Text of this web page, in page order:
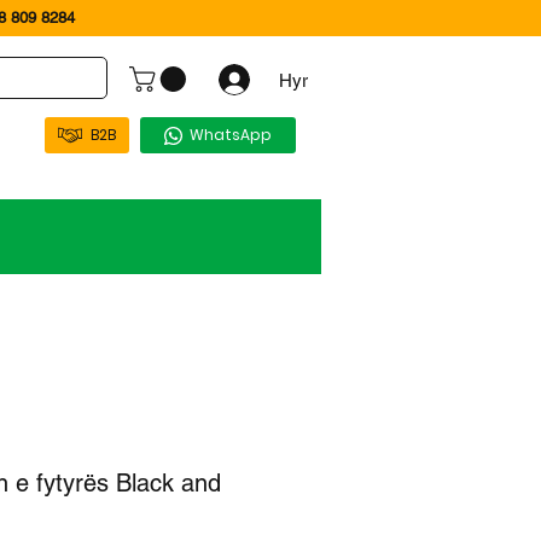
809 8284
Hyr
B2B WhatsApp
e fytyrës Black and